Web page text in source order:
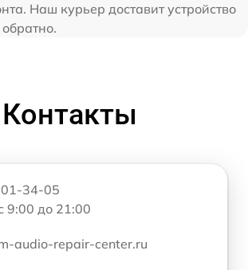
Наш курьер доставит устройство
Контакты
34-05
9:00 до 21:00
audio-repair-center.ru